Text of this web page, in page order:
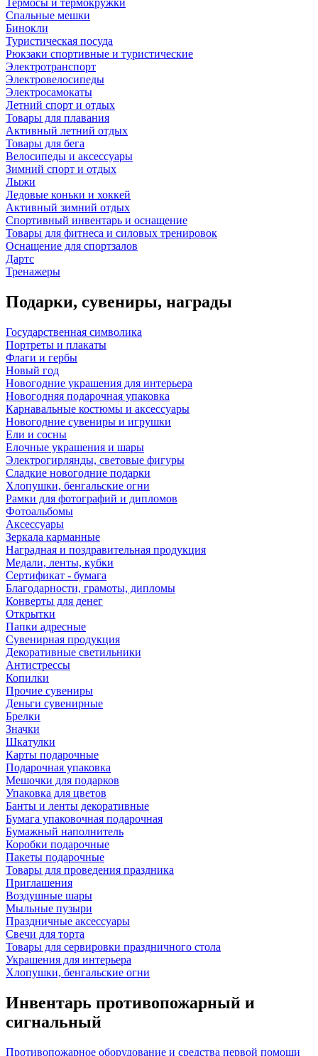
Термосы и термокружки
Спальные мешки
Бинокли
Туристическая посуда
Рюкзаки спортивные и туристические
Электротранспорт
Электровелосипеды
Электросамокаты
Летний спорт и отдых
Товары для плавания
Активный летний отдых
Товары для бега
Велосипеды и аксессуары
Зимний спорт и отдых
Лыжи
Ледовые коньки и хоккей
Активный зимний отдых
Спортивный инвентарь и оснащение
Товары для фитнеса и силовых тренировок
Оснащение для спортзалов
Дартс
Тренажеры
Подарки, сувениры, награды
Государственная символика
Портреты и плакаты
Флаги и гербы
Новый год
Новогодние украшения для интерьера
Новогодняя подарочная упаковка
Карнавальные костюмы и аксессуары
Новогодние сувениры и игрушки
Ели и сосны
Елочные украшения и шары
Электрогирлянды, световые фигуры
Сладкие новогодние подарки
Хлопушки, бенгальские огни
Рамки для фотографий и дипломов
Фотоальбомы
Аксессуары
Зеркала карманные
Наградная и поздравительная продукция
Медали, ленты, кубки
Сертификат - бумага
Благодарности, грамоты, дипломы
Конверты для денег
Открытки
Папки адресные
Сувенирная продукция
Декоративные светильники
Антистрессы
Копилки
Прочие сувениры
Деньги сувенирные
Брелки
Значки
Шкатулки
Карты подарочные
Подарочная упаковка
Мешочки для подарков
Упаковка для цветов
Банты и ленты декоративные
Бумага упаковочная подарочная
Бумажный наполнитель
Коробки подарочные
Пакеты подарочные
Товары для проведения праздника
Приглашения
Воздушные шары
Мыльные пузыри
Праздничные аксессуары
Свечи для торта
Товары для сервировки праздничного стола
Украшения для интерьера
Хлопушки, бенгальские огни
Инвентарь противопожарный и
сигнальный
Противопожарное оборудование и средства первой помощи